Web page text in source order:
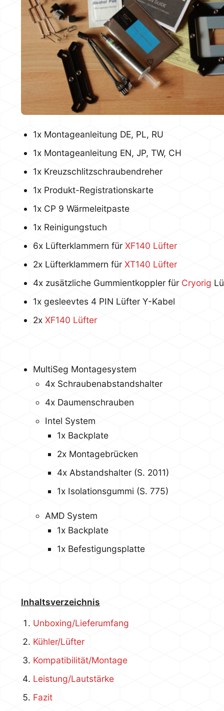
1x Montageanleitung DE, PL, RU
1x Montageanleitung EN, JP, TW, CH
1x Kreuzschlitzschraubendreher
1x Produkt-Registrationskarte
1x CP 9 Wärmeleitpaste
1x Reinigungstuch
6x Lüfterklammern für XF140 Lüfter
2x Lüfterklammern für XT140 Lüfter
4x zusätzliche Gummientkoppler für Cryorig
1x gesleevtes 4 PIN Lüfter Y-Kabel
2x XF140 Lüfter
MultiSeg Montagesystem
4x Schraubenabstandshalter
4x Daumenschrauben
Intel System
1x Backplate
2x Montagebrücken
4x Abstandshalter (S. 2011)
1x Isolationsgummi (S. 775)
AMD System
1x Backplate
1x Befestigungsplatte
Inhaltsverzeichnis
Unboxing/Lieferumfang
Kühler/Lüfter
Kompatibilität/Montage
Leistung/Lautstärke
Fazit